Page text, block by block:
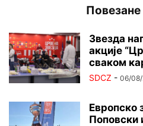
Повезане
Звезда
акције
сваком
SDCZ - 06/
Европско
Поповски